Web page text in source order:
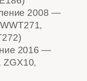
2008 —
2016 —
ZGX10,